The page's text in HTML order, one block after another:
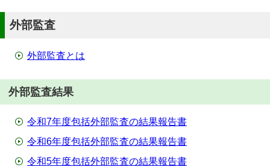
外部監査
外部監査とは
外部監査結果
令和7年度包括外部監査の結果報告書
令和6年度包括外部監査の結果報告書
令和5年度包括外部監査の結果報告書